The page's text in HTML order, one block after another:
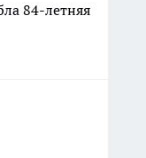
84-летняя